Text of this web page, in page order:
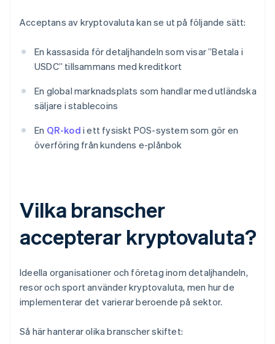
Acceptans av kryptovaluta kan se ut på följande sätt:
En kassasida för detaljhandeln som visar ”Betala i
USDC” tillsammans med kreditkort
En global marknadsplats som handlar med utländska
säljare i stablecoins
En QR-kod i ett fysiskt POS-system som gör en
överföring från kundens e-plånbok
Vilka branscher
accepterar kryptovaluta?
Ideella organisationer och företag inom detaljhandeln,
resor och sport använder kryptovaluta, men hur de
implementerar det varierar beroende på sektor.
Så här hanterar olika branscher skiftet: